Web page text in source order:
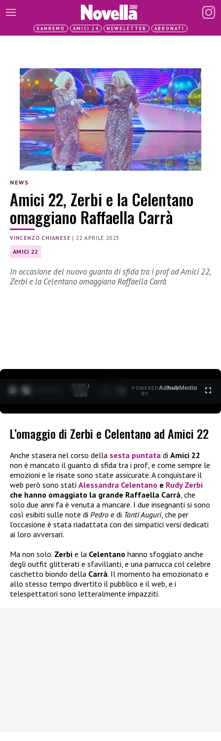
SANREMO AMICI 24 NEWSLETTER ABBONATI
NEWS
Amici 22, Zerbi e la Celentano
omaggiano Raffaella Carrà
VINCENZO CHIANESE |22 APRILE 2023
AMICI 22
In occasione del nuovo guanto di sfida tra i prof ad Amici 22,
Zerbi e la Celentano omaggiano Raffaella Carrà
0:30 /
3:35
POWERED
BY
AdhubMedia
L’omaggio di Zerbi e Celentano ad Amici 22
Anche stasera nel corso della sesta puntata di Amici 22
non è mancato il guanto di sfida tra i prof, e come sempre le
emozioni e le risate sono state assicurate. A conquistare il
web però sono stati Alessandra Celentano e Rudy Zerbi
che hanno omaggiato la grande Raffaella Carrà, che
solo due anni fa è venuta a mancare. I due insegnanti si sono
così esibiti sulle note di Pedro e di Tanti Auguri, che per
l’occasione è stata riadattata con dei simpatici versi dedicati
ai loro avversari.
Ma non solo. Zerbi e la Celentano hanno sfoggiato anche
degli outfit glitterati e sfavillanti, e una parrucca col celebre
caschetto biondo della Carrà. Il momento ha emozionato e
allo stesso tempo divertito il pubblico e il web, e i
telespettatori sono letteralmente impazziti.